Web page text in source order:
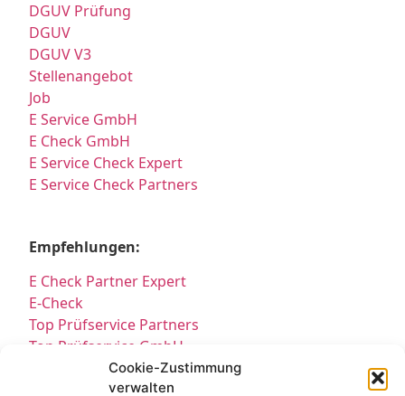
Cookie-Zustimmung
verwalten
DGUV Prüfung
DGUV
DGUV V3
Stellenangebot
Job
E Service GmbH
E Check GmbH
E Service Check Expert
E Service Check Partners
Empfehlungen:
E Check Partner Expert
E-Check
Top Prüfservice Partners
Top Prüfservice GmbH
Prüfung DGUV3 GmbH
Sicherheitsprüfungen Partners